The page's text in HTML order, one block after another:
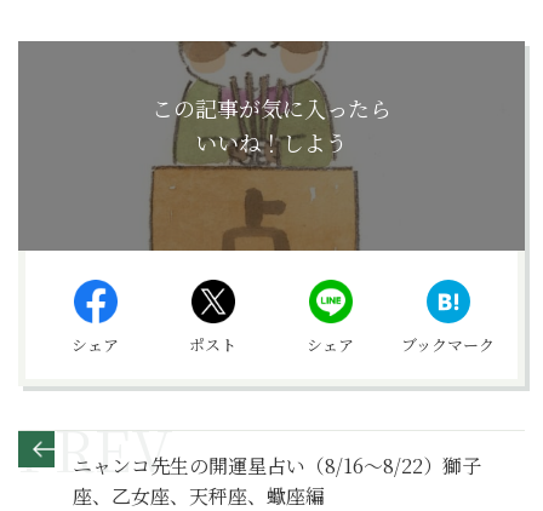
この記事が気に入ったら
いいね！しよう
シェア ポスト シェア ブックマーク
ニャンコ先生の開運星占い（8/16～8/22）獅子
座、乙女座、天秤座、蠍座編